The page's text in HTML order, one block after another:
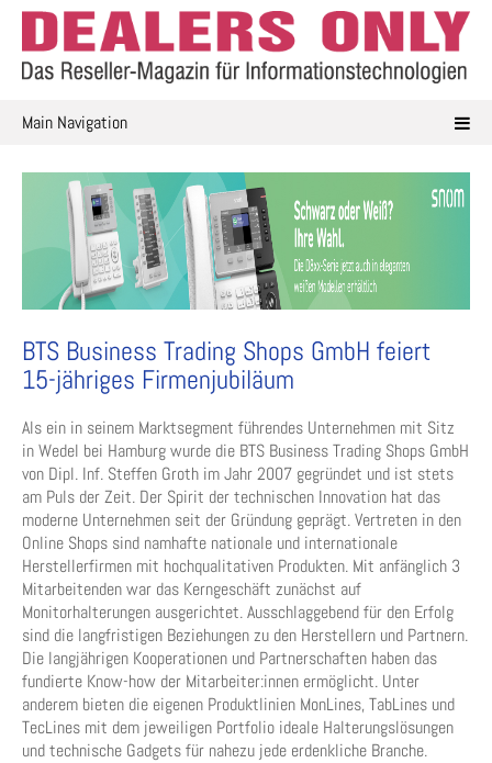
Skip
content
Main Navigation
BTS Business Trading Shops GmbH feiert
15-jähriges Firmenjubiläum
Als ein in seinem Marktsegment führendes Unternehmen mit Sitz
in Wedel bei Hamburg wurde die BTS Business Trading Shops GmbH
von Dipl. Inf. Steffen Groth im Jahr 2007 gegründet und ist stets
am Puls der Zeit. Der Spirit der technischen Innovation hat das
moderne Unternehmen seit der Gründung geprägt. Vertreten in den
Online Shops sind namhafte nationale und internationale
Herstellerfirmen mit hochqualitativen Produkten. Mit anfänglich 3
Mitarbeitenden war das Kerngeschäft zunächst auf
Monitorhalterungen ausgerichtet. Ausschlaggebend für den Erfolg
sind die langfristigen Beziehungen zu den Herstellern und Partnern.
Die langjährigen Kooperationen und Partnerschaften haben das
fundierte Know-how der Mitarbeiter:innen ermöglicht. Unter
anderem bieten die eigenen Produktlinien MonLines, TabLines und
TecLines mit dem jeweiligen Portfolio ideale Halterungslösungen
und technische Gadgets für nahezu jede erdenkliche Branche.